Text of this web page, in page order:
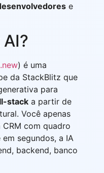
e
) é uma
da StackBlitz que
para
stack a partir de
Você apenas
com quadro
segundos, a IA
backend, banco